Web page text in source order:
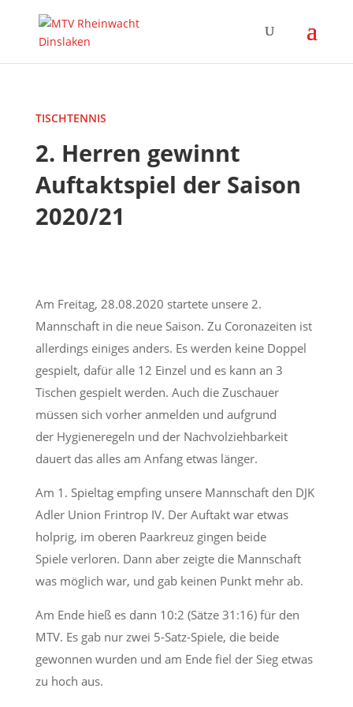
TISCHTENNIS
2. Herren gewinnt
Auftaktspiel der Saison
2020/21
Am Freitag, 28.08.2020 startete unsere 2.
Mannschaft in die neue Saison. Zu Coronazeiten ist
allerdings einiges anders. Es werden keine Doppel
gespielt, dafür alle 12 Einzel und es kann an 3
Tischen gespielt werden. Auch die Zuschauer
müssen sich vorher anmelden und aufgrund
der Hygieneregeln und der Nachvolziehbarkeit
dauert das alles am Anfang etwas länger.
Am 1. Spieltag empfing unsere Mannschaft den DJK
Adler Union Frintrop IV. Der Auftakt war etwas
holprig, im oberen Paarkreuz gingen beide
Spiele verloren. Dann aber zeigte die Mannschaft
was möglich war, und gab keinen Punkt mehr ab.
Am Ende hieß es dann 10:2 (Sätze 31:16) für den
MTV. Es gab nur zwei 5-Satz-Spiele, die beide
gewonnen wurden und am Ende fiel der Sieg etwas
zu hoch aus.